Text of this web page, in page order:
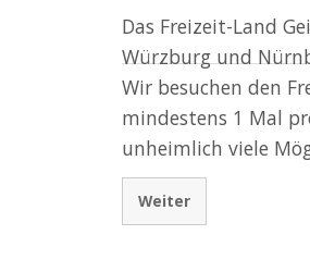
Das Freizeit-Land
Würzburg und
Wir besuchen den
mindestens 1 Mal
unheimlich viele
Weiter